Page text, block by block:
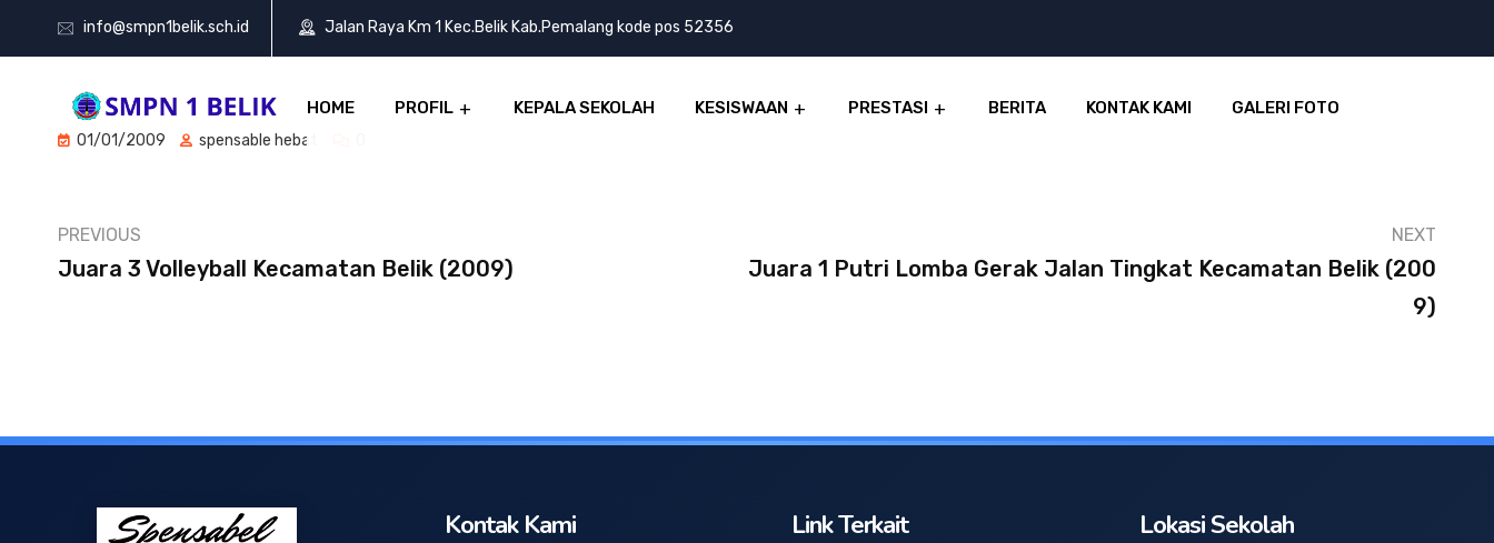
info@smpn1belik.sch.id Jalan Raya Km 1 Kec.Belik Kab.Pemalang kode pos 52356
HOME PROFIL KEPALA SEKOLAH KESISWAAN PRESTASI BERITA KONTAK KAMI GALERI FOTO
01/01/2009 spensable hebat
PREVIOUS
Juara 3 Volleyball Kecamatan Belik (2009)
NEXT
Juara 1 Putri Lomba Gerak Jalan Tingkat Kecamatan Belik (200
9)
Kontak Kami Link Terkait Lokasi Sekolah